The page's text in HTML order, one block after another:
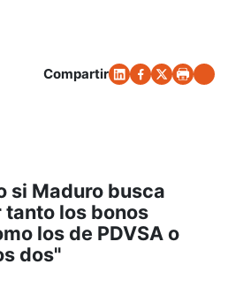
Compartir
si Maduro busca
los bonos
los de PDVSA o
dos"